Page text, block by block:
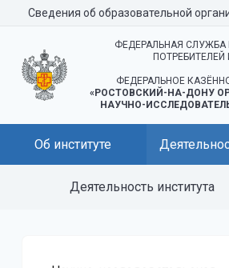
Сведения об образовательной
ФЕДЕРАЛЬНАЯ
ФЕДЕРАЛЬНОЕ
«РОСТОВСКИЙ-НА-ДОНУ
НАУЧНО-
Об институте
Деятельность института